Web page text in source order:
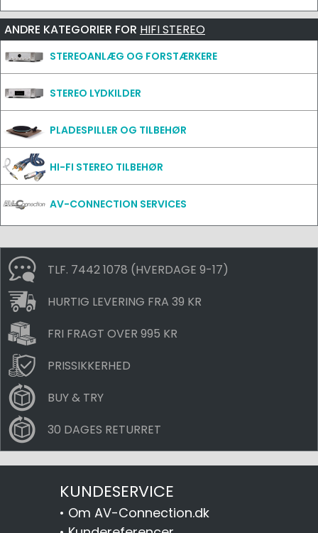
ANDRE KATEGORIER FOR HIFI STEREO
STEREOANLÆG OG FORSTÆRKERE
STEREO LYDKILDER
PLADESPILLER OG TILBEHØR
HI-FI STEREO TILBEHØR
AV-CONNECTION SERVICES
TLF. 7442 1078 (HVERDAGE 9-17)
HURTIG LEVERING FRA 39 KR
FRI FRAGT OVER 995 KR
PRISSIKKERHED
BUY & TRY
30 DAGES RETURRET
KUNDESERVICE
• Om AV-Connection.dk